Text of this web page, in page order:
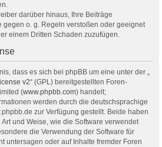
darüber hinaus, Ihre Beiträge
gegen o. g. Regeln verstoßen oder geeignet
einem Dritten Schaden zuzufügen.
dass es sich bei phpBB um eine unter der „
v2“ (GPL) bereitgestellten Foren-
(www.phpbb.com) handelt;
werden durch die deutschsprachige
zur Verfügung gestellt. Beide haben
und Weise, wie die Software verwendet
die Verwendung der Software für
untersagen oder auf Inhalte fremder Foren